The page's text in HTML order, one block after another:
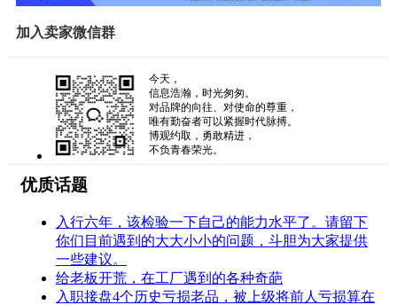
加入卖家微信群
今天，
信息浩瀚，时光匆匆。
对品牌的向往、对使命的尊重，
唯有勤奋者可以紧握时代脉搏。
博观约取，勇敢精进，
不负青春荣光。
优质话题
入行六年，该检验一下自己的能力水平了。请留下
你们目前遇到的大大小小的问题，斗胆为大家提供
一些建议。
给老板开荒，在工厂遇到的各种奇葩
入职接盘4个历史亏损老品，被上级将前人亏损算在